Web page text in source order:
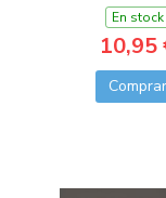
En stock
10,95
Comprar